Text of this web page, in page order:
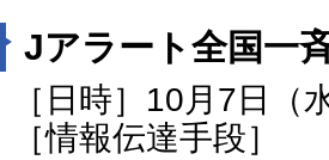
Jアラート全国一
［日時］10月7日（
［情報伝達手段］